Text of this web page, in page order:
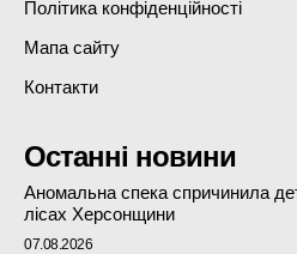
Політика конфіденційності
Мапа сайту
Контакти
Останні новини
Аномальна спека спричинила
лісах Херсонщини
07.08.2026